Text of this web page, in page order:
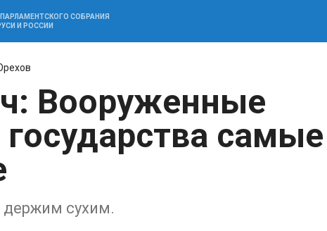
СОБРАНИЯ
И РОССИИ
Вооруженные
самые
сухим.